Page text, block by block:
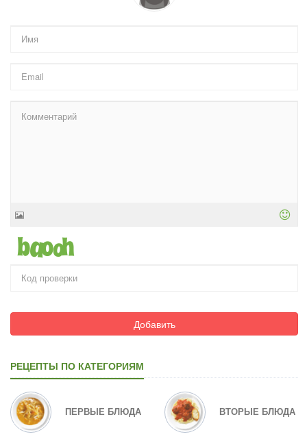
Добавить
РЕЦЕПТЫ ПО КАТЕГОРИЯМ
ПЕРВЫЕ БЛЮДА ВТОРЫЕ БЛЮДА